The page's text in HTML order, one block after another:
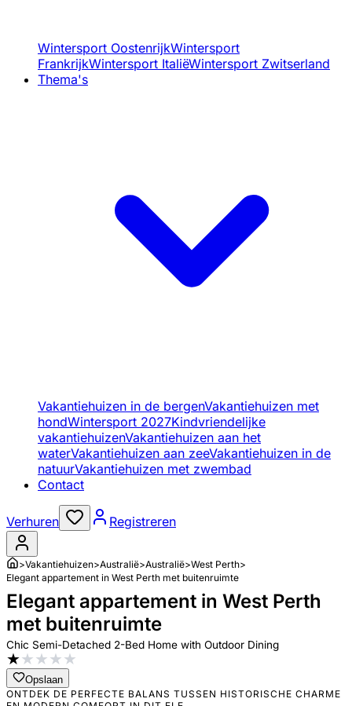
Wintersport OostenrijkWintersport
FrankrijkWintersport ItaliëWintersport Zwitserland
Thema's
Vakantiehuizen in de bergenVakantiehuizen met
hondWintersport 2027Kindvriendelijke
vakantiehuizenVakantiehuizen aan het
waterVakantiehuizen aan zeeVakantiehuizen in de
natuurVakantiehuizen met zwembad
Contact
Verhuren Registreren
>Vakantiehuizen>Australië>Australië>West Perth>
Elegant appartement in West Perth met buitenruimte
Elegant appartement in West Perth
met buitenruimte
Chic Semi-Detached 2-Bed Home with Outdoor Dining
★★★★★
Opslaan
ONTDEK DE PERFECTE BALANS TUSSEN HISTORISCHE CHARME